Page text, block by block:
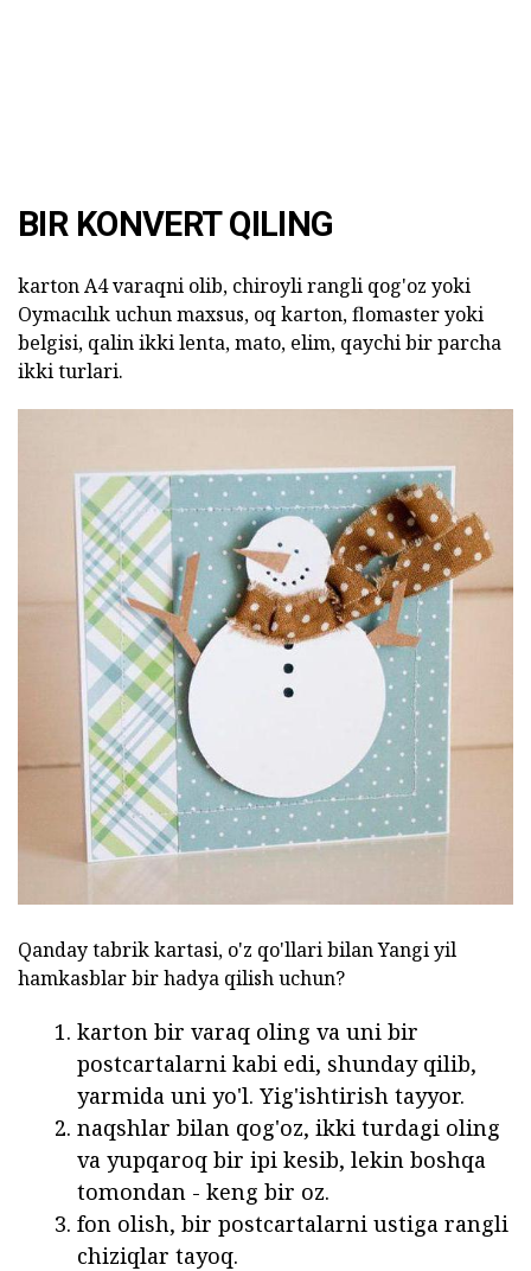
BIR KONVERT QILING
karton A4 varaqni olib, chiroyli rangli qog'oz yoki
Oymacılık uchun maxsus, oq karton, flomaster yoki
belgisi, qalin ikki lenta, mato, elim, qaychi bir parcha
ikki turlari.
Qanday tabrik kartasi, o'z qo'llari bilan Yangi yil
hamkasblar bir hadya qilish uchun?
karton bir varaq oling va uni bir
postcartalarni kabi edi, shunday qilib,
yarmida uni yo'l. Yig'ishtirish tayyor.
naqshlar bilan qog'oz, ikki turdagi oling
va yupqaroq bir ipi kesib, lekin boshqa
tomondan - keng bir oz.
fon olish, bir postcartalarni ustiga rangli
chiziqlar tayoq.